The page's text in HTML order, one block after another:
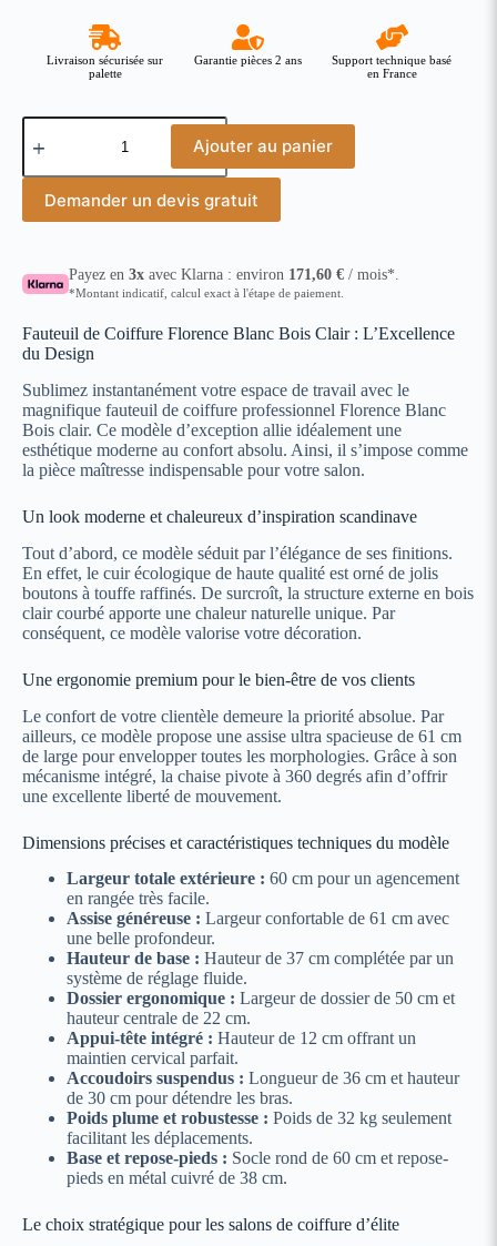
Livraison sécurisée sur
palette
Garantie pièces 2 ans
Support technique basé
en France
Ajouter au panier
Demander un devis gratuit
Payez en3x avec Klarna : environ 171,60€ / mois*.
*Montant indicatif, calcul exact à l'étape de paiement.
Fauteuil de Coiffure Florence Blanc Bois Clair : L’Excellence
du Design
Sublimez instantanément votre espace de travail avec le
magnifique fauteuil de coiffure professionnel Florence Blanc
Bois clair. Ce modèle d’exception allie idéalement une
esthétique moderne au confort absolu. Ainsi, il s’impose comme
la pièce maîtresse indispensable pour votre salon.
Un look moderne et chaleureux d’inspiration scandinave
Tout d’abord, ce modèle séduit par l’élégance de ses finitions.
En effet, le cuir écologique de haute qualité est orné de jolis
boutons à touffe raffinés. De surcroît, la structure externe en bois
clair courbé apporte une chaleur naturelle unique. Par
conséquent, ce modèle valorise votre décoration.
Une ergonomie premium pour le bien-être de vos clients
Le confort de votre clientèle demeure la priorité absolue. Par
ailleurs, ce modèle propose une assise ultra spacieuse de 61 cm
de large pour envelopper toutes les morphologies. Grâce à son
mécanisme intégré, la chaise pivote à 360 degrés afin d’offrir
une excellente liberté de mouvement.
Dimensions précises et caractéristiques techniques du modèle
Largeur totale extérieure : 60 cm pour un agencement
en rangée très facile.
Assise généreuse : Largeur confortable de 61 cm avec
une belle profondeur.
Hauteur de base : Hauteur de 37 cm complétée par un
système de réglage fluide.
Dossier ergonomique : Largeur de dossier de 50 cm et
hauteur centrale de 22 cm.
Appui-tête intégré : Hauteur de 12 cm offrant un
maintien cervical parfait.
Accoudoirs suspendus : Longueur de 36 cm et hauteur
de 30 cm pour détendre les bras.
Poids plume et robustesse : Poids de 32 kg seulement
facilitant les déplacements.
Base et repose-pieds : Socle rond de 60 cm et repose-
pieds en métal cuivré de 38 cm.
Le choix stratégique pour les salons de coiffure d’élite